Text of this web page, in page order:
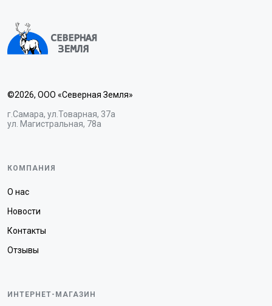
©2026, ООО «Северная Земля»
г.Самара, ул.Товарная, 37а
ул. Магистральная, 78а
КОМПАНИЯ
О нас
Новости
Контакты
Отзывы
ИНТЕРНЕТ-МАГАЗИН